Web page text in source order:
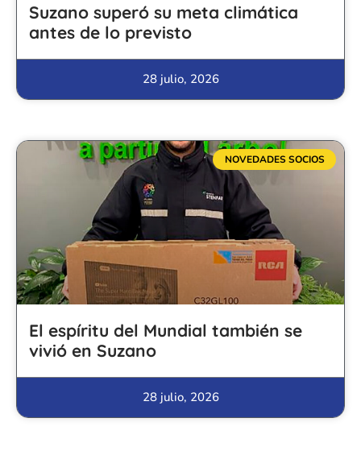
Suzano superó su meta climática
antes de lo previsto
28 julio, 2026
NOVEDADES SOCIOS
El espíritu del Mundial también se
vivió en Suzano
28 julio, 2026